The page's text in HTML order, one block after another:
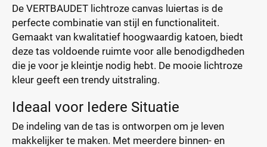
De VERTBAUDET lichtroze canvas luiertas is de
perfecte combinatie van stijl en functionaliteit.
Gemaakt van kwalitatief hoogwaardig katoen, biedt
deze tas voldoende ruimte voor alle benodigdheden
die je voor je kleintje nodig hebt. De mooie lichtroze
kleur geeft een trendy uitstraling.
Ideaal voor Iedere Situatie
De indeling van de tas is ontworpen om je leven
makkelijker te maken. Met meerdere binnen- en